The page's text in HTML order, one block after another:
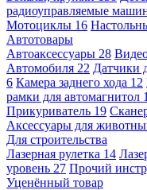
радиоуправляемые
Мотоциклы 16
Автотовары
Автоаксессуары 28
Автомобиля 22 Датчики
6 Камера заднего хода 12
рамки для автомагнитол
Прикуриватель 19
Аксессуары для
Для строительства
Лазерная рулетка 14
уровень 27 Прочий
Уценённый товар